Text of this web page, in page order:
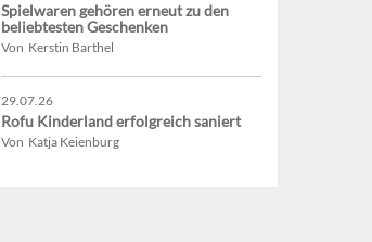
Spielwaren gehören erneut zu den
beliebtesten Geschenken
Von Kerstin Barthel
29.07.26
Rofu Kinderland erfolgreich saniert
Von Katja Keienburg